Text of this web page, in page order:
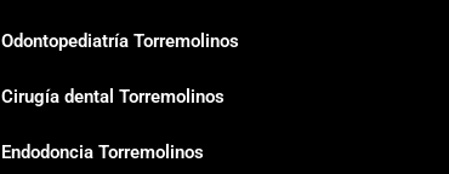
Odontopediatría Torremolinos
Cirugía dental Torremolinos
Endodoncia Torremolinos